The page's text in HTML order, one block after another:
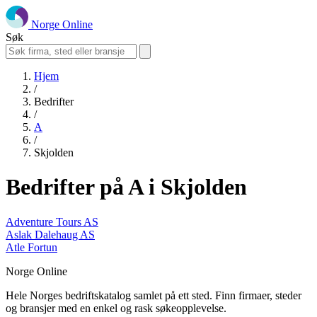
Norge Online
Søk
Hjem
/
Bedrifter
/
A
/
Skjolden
Bedrifter på A i Skjolden
Adventure Tours AS
Aslak Dalehaug AS
Atle Fortun
Norge Online
Hele Norges bedriftskatalog samlet på ett sted. Finn firmaer, steder
og bransjer med en enkel og rask søkeopplevelse.